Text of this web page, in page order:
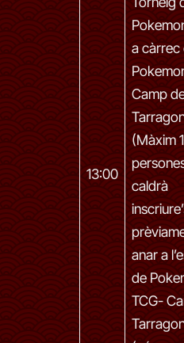
13:00
a càrrec
Camp
(Màxim
caldrà
anar a
de
TCG-